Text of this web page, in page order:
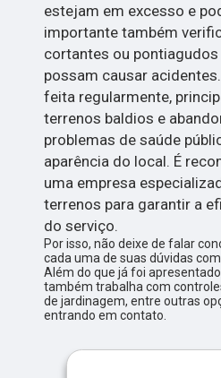
estejam em excesso e
importante também
cortantes ou pontiagudos
possam causar
feita regularmente,
terrenos baldios e
problemas de saúde
aparência do local. É
uma empresa
terrenos para garantir a
do serviço.
Por isso, não deixe de falar
cada uma de suas dúvidas
Além do que já foi
também trabalha com
de jardinagem, entre outras
entrando em contato.